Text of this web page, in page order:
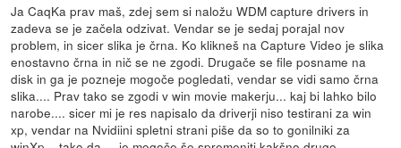
Ja CaqKa prav maš, zdej sem si naložu WDM capture drivers in
zadeva se je začela odzivat. Vendar se je sedaj porajal nov
problem, in sicer slika je črna. Ko klikneš na Capture Video je slika
enostavno črna in nič se ne zgodi. Drugače se file posname na
disk in ga je pozneje mogoče pogledati, vendar se vidi samo črna
slika.... Prav tako se zgodi v win movie makerju... kaj bi lahko bilo
narobe.... sicer mi je res napisalo da driverji niso testirani za win
xp, vendar na Nvidiini spletni strani piše da so to gonilniki za